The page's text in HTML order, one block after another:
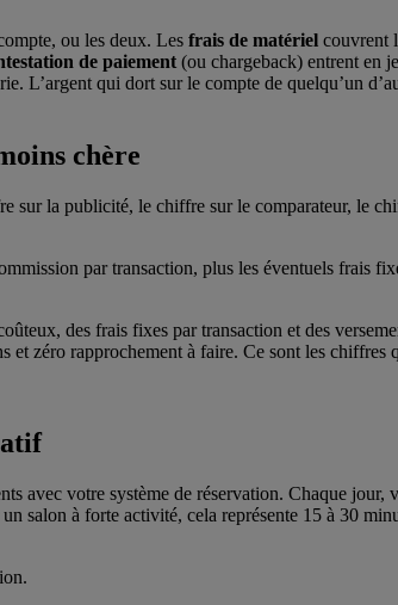
ou les deux. Les frais de matériel couvrent
de paiement (ou chargeback) entrent en
L’argent qui dort sur le compte de quelqu’un
chère
sur la publicité, le chiffre sur le comparateur, le
par transaction, plus les éventuels frais
des frais fixes par transaction et des
et zéro rapprochement à faire. Ce sont les
avec votre système de réservation. Chaque
salon à forte activité, cela représente 15 à 30